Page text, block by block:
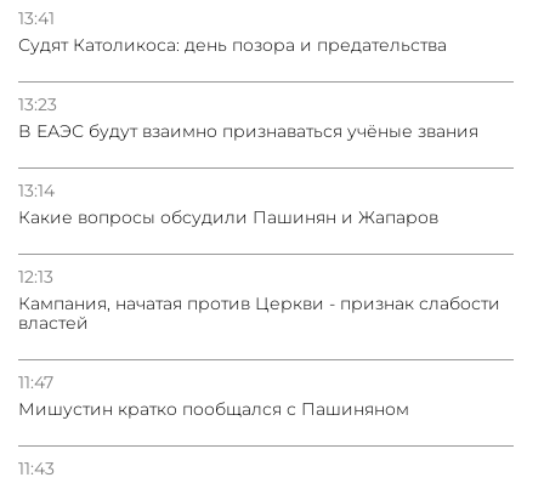
13:41
Судят Католикоса: день позора и предательства
13:23
В ЕАЭС будут взаимно признаваться учёные звания
13:14
Какие вопросы обсудили Пашинян и Жапаров
12:13
Кампания, начатая против Церкви - признак слабости
властей
11:47
Мишустин кратко пообщался с Пашиняном
11:43